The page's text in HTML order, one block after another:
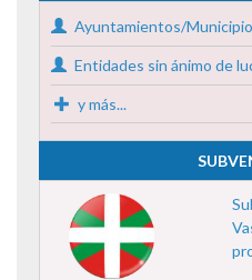
Ayuntamientos/
Entidades sin ánimo de
y más...